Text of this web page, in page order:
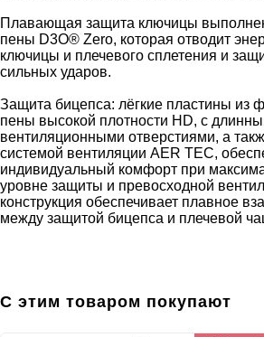
Плавающая защита ключицы
пены D3O® Zero, которая отводит
ключицы и плечевого сплетения и
сильных ударов.
Защита бицепса: лёгкие пластины из
пены высокой плотности HD, с
вентиляционными отверстиями, а
системой вентиляции AER TEC,
индивидуальный комфорт при
уровне защиты и превосходной
конструкция обеспечивает плавное
между защитой бицепса и плечевой
С этим товаром покупают